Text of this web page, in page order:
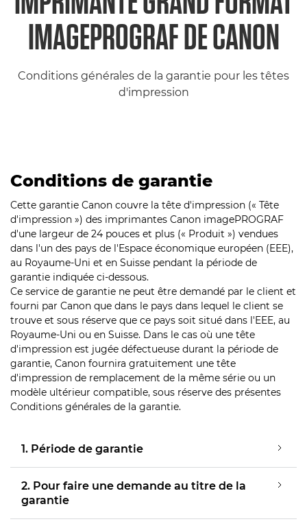
IMAGEPROGRAF DE CANON
Conditions générales de la garantie pour les têtes
d'impression
Conditions de garantie
Cette garantie Canon couvre la tête d'impression (« Tête
d'impression ») des imprimantes Canon imagePROGRAF
d'une largeur de 24 pouces et plus (« Produit ») vendues
dans l'un des pays de l'Espace économique européen (EEE),
au Royaume-Uni et en Suisse pendant la période de
garantie indiquée ci-dessous.
Ce service de garantie ne peut être demandé par le client et
fourni par Canon que dans le pays dans lequel le client se
trouve et sous réserve que ce pays soit situé dans l'EEE, au
Royaume-Uni ou en Suisse. Dans le cas où une tête
d'impression est jugée défectueuse durant la période de
garantie, Canon fournira gratuitement une tête
d'impression de remplacement de la même série ou un
modèle ultérieur compatible, sous réserve des présentes
Conditions générales de la garantie.
1. Période de garantie
2. Pour faire une demande au titre de la
garantie